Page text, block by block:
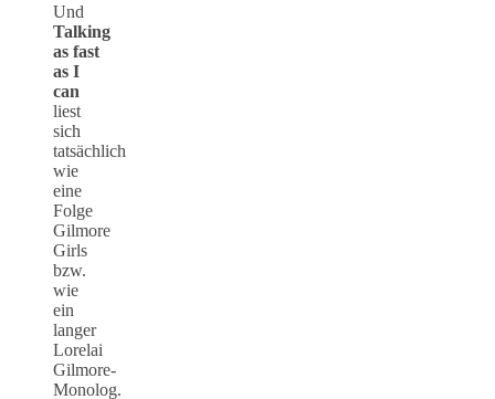
Und
Talking
as fast
as I
can
liest
sich
tatsächlich
wie
eine
Folge
Gilmore
Girls
bzw.
wie
ein
langer
Lorelai
Gilmore-
Monolog.